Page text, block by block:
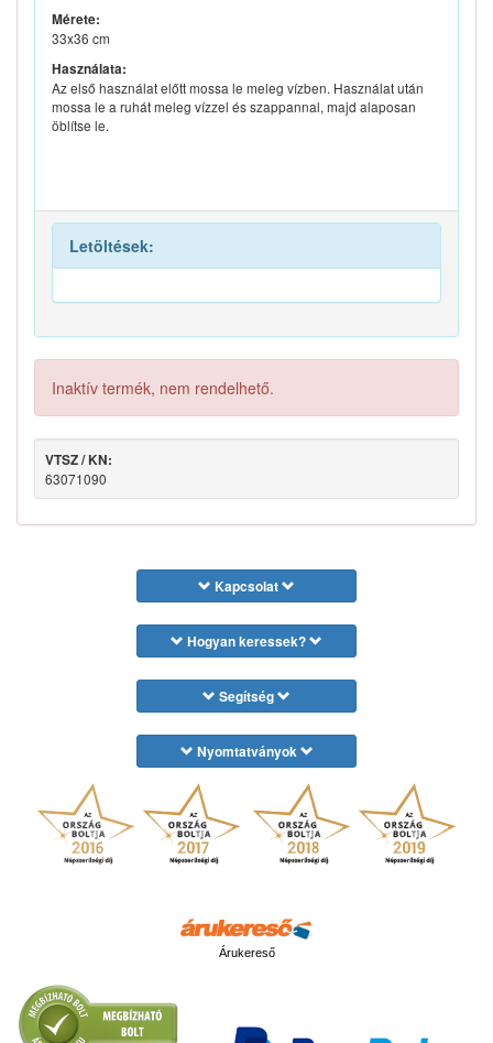
Mérete:
33x36 cm
Használata:
Az első használat előtt mossa le meleg vízben. Használat után
mossa le a ruhát meleg vízzel és szappannal, majd alaposan
öblítse le.
Letöltések:
Inaktív termék, nem rendelhető.
VTSZ / KN:
63071090
Kapcsolat
Hogyan keressek?
Segítség
Nyomtatványok
Árukereső